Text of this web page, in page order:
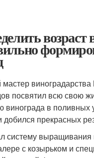
возраст
виноградарства
посвятил всю свою
в поливных
добился прекрасных
систему выращивания
с козырьком и